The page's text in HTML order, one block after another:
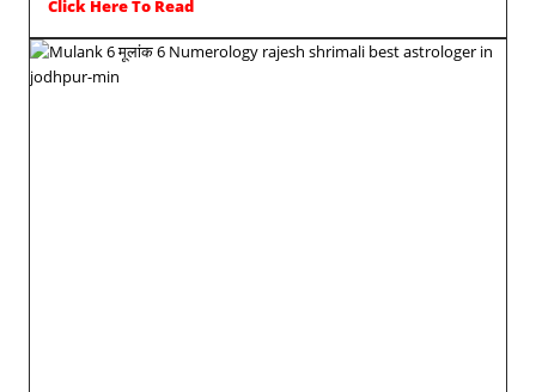
Click Here To Read